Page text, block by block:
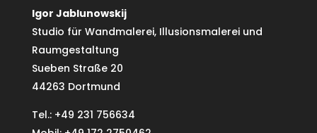
Igor Jablunowskij
Studio für Wandmalerei, Illusionsmalerei und
Raumgestaltung
Sueben Straße 20
44263 Dortmund
Tel.: +49 231 756634